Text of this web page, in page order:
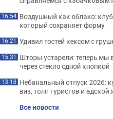
16:54 Воздушный как облако:
который сохраняет форму
16:21 Удивил гостей кексом с
15:31 Шторы устарели: теперь
через стекло одной кнопкой
13:18 Небанальный отпуск 2026:
виз, толп туристов и
Все новости